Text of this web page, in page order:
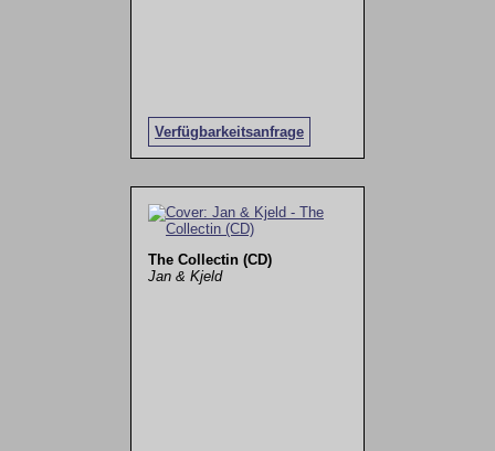
Verfügbarkeitsanfrage
The Collectin (CD)
Jan & Kjeld